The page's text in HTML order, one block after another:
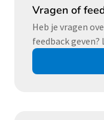
Vragen of
Heb je vragen
feedback